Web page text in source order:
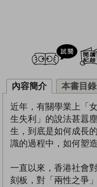
試閲
內容簡介 本書目錄
近年，有關學業上「
生失利」的說法甚囂
生，到底是如何成長
識的過程中，如何塑
一直以來，香港社會
刻板，對「兩性之爭